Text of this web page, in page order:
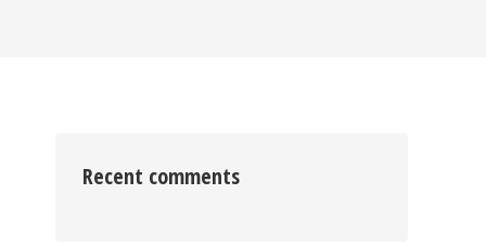
Recent comments